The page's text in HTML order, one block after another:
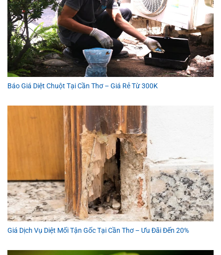
Báo Giá Diệt Chuột Tại Cần Thơ – Giá Rẻ Từ 300K
Giá Dịch Vụ Diệt Mối Tận Gốc Tại Cần Thơ – Ưu Đãi Đến 20%